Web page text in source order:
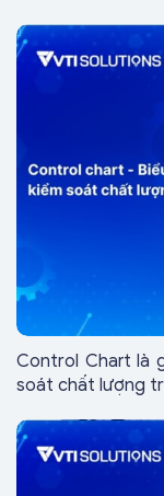
Control Chart là
soát chất lượng